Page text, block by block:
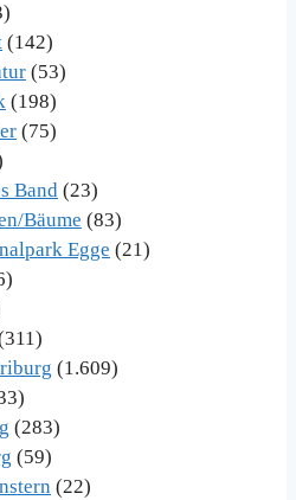
(142)
(53)
(198)
(75)
Band (23)
Bäume (83)
Egge (21)
(1.609)
(283)
(59)
(22)